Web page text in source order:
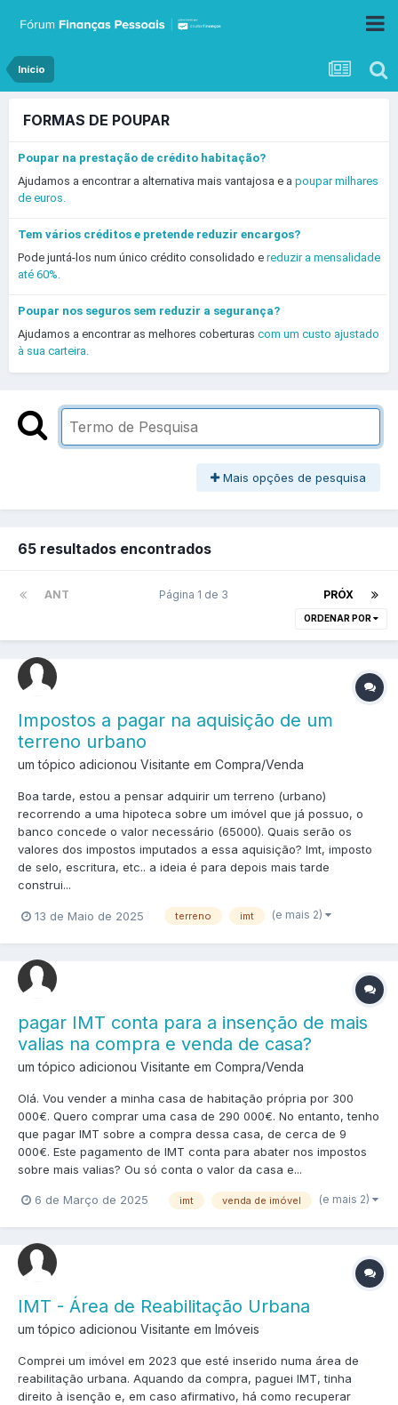
Início
FORMAS DE POUPAR
Poupar na prestação de crédito habitação?
Ajudamos a encontrar a alternativa mais vantajosa e a poupar milhares
de euros.
Tem vários créditos e pretende reduzir encargos?
Pode juntá-los num único crédito consolidado e reduzir a mensalidade
até 60%.
Poupar nos seguros sem reduzir a segurança?
Ajudamos a encontrar as melhores coberturas com um custo ajustado
à sua carteira.
Mais opções de pesquisa
65 resultados encontrados
ANT PRÓX
Página 1 de 3
ORDENAR POR
Impostos a pagar na aquisição de um
terreno urbano
um tópico adicionou Visitante em Compra/Venda
Boa tarde, estou a pensar adquirir um terreno (urbano)
recorrendo a uma hipoteca sobre um imóvel que já possuo, o
banco concede o valor necessário (65000). Quais serão os
valores dos impostos imputados a essa aquisição? Imt, imposto
de selo, escritura, etc.. a ideia é para depois mais tarde
construi...
13 de Maio de 2025 terreno imt (e mais 2)
pagar IMT conta para a insenção de mais
valias na compra e venda de casa?
um tópico adicionou Visitante em Compra/Venda
Olá. Vou vender a minha casa de habitação própria por 300
000€. Quero comprar uma casa de 290 000€. No entanto, tenho
que pagar IMT sobre a compra dessa casa, de cerca de 9
000€. Este pagamento de IMT conta para abater nos impostos
sobre mais valias? Ou só conta o valor da casa e...
6 de Março de 2025 imt venda de imóvel (e mais 2)
IMT - Área de Reabilitação Urbana
um tópico adicionou Visitante em Imóveis
Comprei um imóvel em 2023 que esté inserido numa área de
reabilitação urbana. Aquando da compra, paguei IMT, tinha
direito à isenção e, em caso afirmativo, há como recuperar